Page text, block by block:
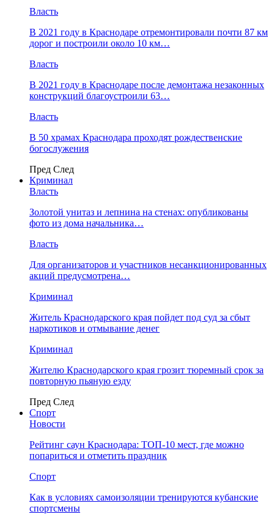
Власть
В 2021 году в Краснодаре отремонтировали почти 87 км
дорог и построили около 10 км…
Власть
В 2021 году в Краснодаре после демонтажа незаконных
конструкций благоустроили 63…
Власть
В 50 храмах Краснодара проходят рождественские
богослужения
Пред След
Криминал
Власть
​Золотой унитаз и лепнина на стенах: опубликованы
фото из дома начальника…
Власть
Для организаторов и участников несанкционированных
акций предусмотрена…
Криминал
Житель Краснодарского края пойдет под суд за сбыт
наркотиков и отмывание денег
Криминал
Жителю Краснодарского края грозит тюремный срок за
повторную пьяную езду
Пред След
Спорт
Новости
Рейтинг саун Краснодара: ТОП-10 мест, где можно
попариться и отметить праздник
Спорт
Как в условиях самоизоляции тренируются кубанские
спортсмены